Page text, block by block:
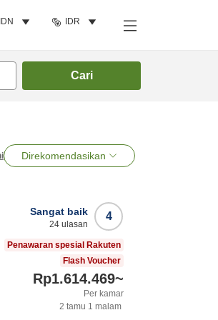
IDN IDR
Cari
Direkomendasikan
4
Sangat baik
24 ulasan
Penawaran spesial Rakuten
Flash Voucher
Rp1.614.469~
Per kamar
2 tamu 1 malam